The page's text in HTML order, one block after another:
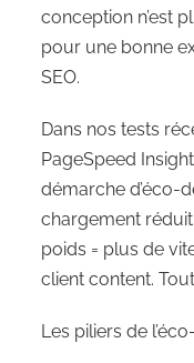
conception n’est
pour une bonne
SEO.
Dans nos tests
PageSpeed
démarche d’éco-
chargement
poids = plus de
client content.
Les piliers de